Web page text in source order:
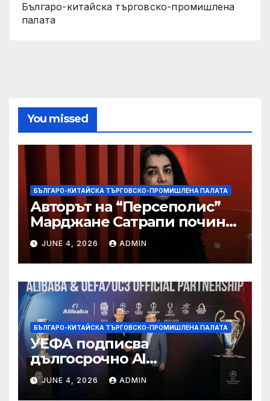
Българо-китайска търговско-промишлена
палата
You missed
БЪЛГАРО-КИТАЙСКА ТЪРГОВСКО-ПРОМИШЛЕНА ПАЛАТА
Авторът на “Персеполис”
Марджане Сатрапи почина
“от тъга” на 56 години
JUNE 4, 2026 ADMIN
БЪЛГАРО-КИТАЙСКА ТЪРГОВСКО-ПРОМИШЛЕНА ПАЛАТА
УЕФА подписва
дългосрочно AI
партньорство с Alibaba
JUNE 4, 2026 ADMIN